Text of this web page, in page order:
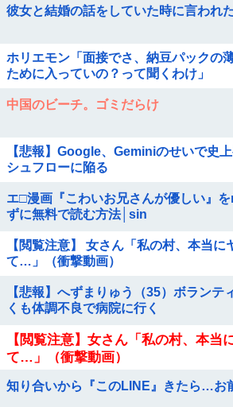
彼女と結婚の話をしていた時に言われ
ホリエモン「面接でさ、納豆パックの
ために入っていの？って聞くわけ」
中国のビーチ。ゴミだらけ
【悲報】Google、Geminiのせいで史
シュフローに陥る
エ□漫画『こわいお兄さんが優しい』
ずに無料で読む方法│sin
【閲覧注意】 女さん「私の村、本当
て…」（衝撃動画）
【悲報】へずまりゅう（35）ボランテ
くも体調不良で病院に行く
【閲覧注意】女さん「私の村、本
て…」（衝撃動画）
知り合いから『このLINE』きたら…お